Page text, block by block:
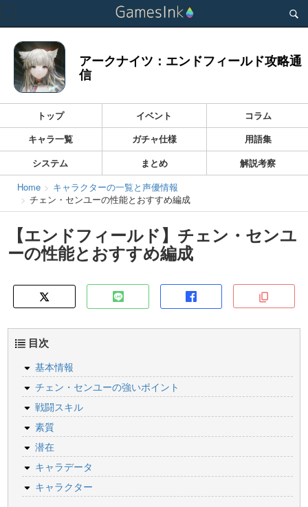
Toggle
アークナイツ：エンドフィールド攻略通
信
トップ イベント
コラム
キャラ一覧
ガチャ仕様
用語集
システム
まとめ
解説考察
Home
キャラクターの一覧と声優情報
チェン・センユーの性能とおすすめ編成
【エンドフィールド】チェン・センユ
ーの性能とおすすめ編成
目次
基本情報
チェン・センユーの強いポイント
戦闘スキル
素質
潜在
キャラデータ
キャラクター